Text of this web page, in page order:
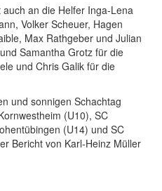
an die Helfer Inga-Lena
Volker Scheuer, Hagen
Max Rathgeber und Julian
Samantha Grotz für die
und Chris Galik für die
und sonnigen Schachtag
(U10), SC
(U14) und SC
Bericht von Karl-Heinz Müller